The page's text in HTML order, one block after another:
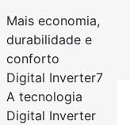
Mais economia,
durabilidade e
conforto
Digital Inverter7
A tecnologia
Digital Inverter